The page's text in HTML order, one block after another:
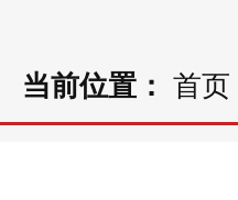
当前位置： 首页